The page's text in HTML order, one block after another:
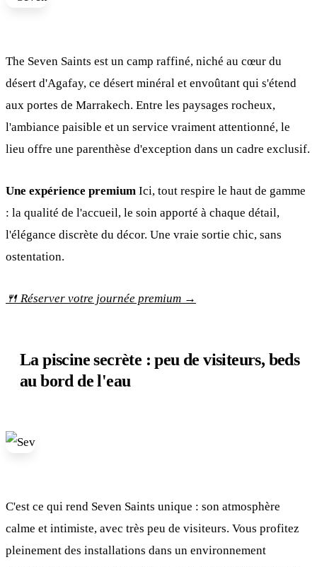
The Seven Saints est un camp raffiné, niché au cœur du
désert d'Agafay, ce désert minéral et envoûtant qui s'étend
aux portes de Marrakech. Entre les paysages rocheux,
l'ambiance paisible et un service vraiment attentionné, le
lieu offre une parenthèse d'exception dans un cadre exclusif.
Une expérience premium Ici, tout respire le haut de gamme
: la qualité de l'accueil, le soin apporté à chaque détail,
l'élégance discrète du décor. Une vraie sortie chic, sans
ostentation.
🍴 Réserver votre journée premium →
La piscine secrète : peu de visiteurs, beds
au bord de l'eau
C'est ce qui rend Seven Saints unique : son atmosphère
calme et intimiste, avec très peu de visiteurs. Vous profitez
pleinement des installations dans un environnement